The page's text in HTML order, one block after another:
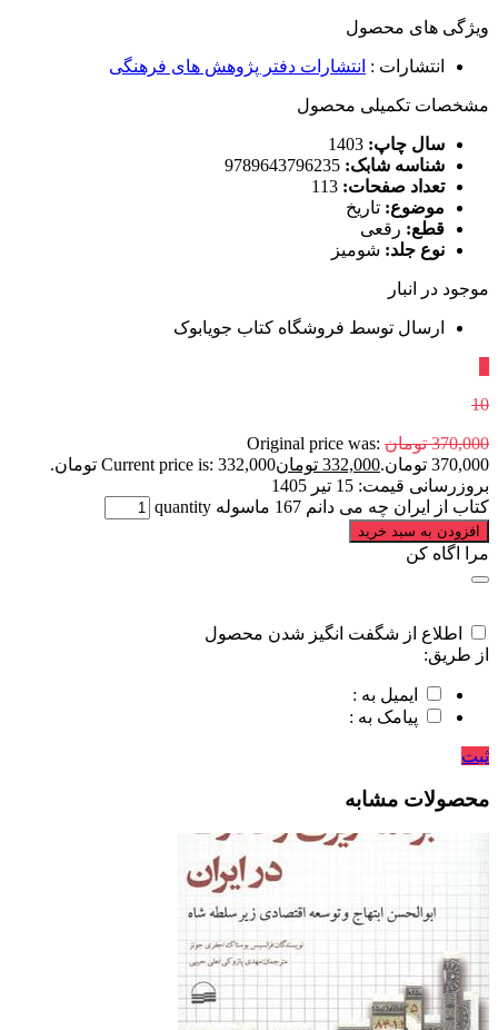
ویژگی های محصول
انتشارات : انتشارات دفتر پژوهش های فرهنگی
مشخصات تکمیلی محصول
سال چاپ:
شناسه شابک:
تعداد صفحات:
موضوع: تاریخ
قطع: رقعی
نوع جلد: شومیز
موجود در انبار
ارسال توسط فروشگاه کتاب جویابوک
10
370,000 تومان Original price was:
370,000 تومان.
332,000 تومانCurrent price is: 332,000 تومان.
بروزرسانی قیمت: 15 تیر 1405
کتاب از ایران چه می دانم 167 ماسوله quantity
افزودن به سبد خرید
مرا اگاه کن
اطلاع از شگفت انگیز شدن محصول
از طریق:
ایمیل به :
پیامک به :
ثبت
محصولات مشابه